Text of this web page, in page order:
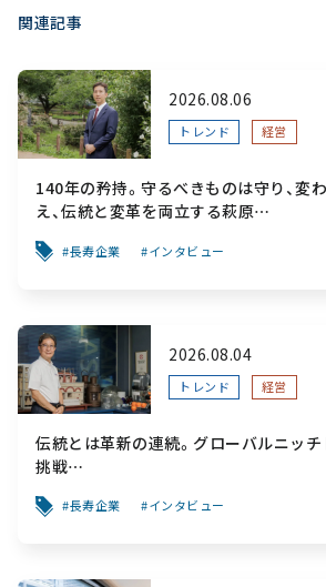
関連記事
2026.08.06
トレンド 経営
140年の矜持。守るべきものは守り、変
え、伝統と変革を両立する萩原
長寿企業 インタビュー
2026.08.04
トレンド 経営
伝統とは革新の連続。グローバルニッチ
挑戦
こだわり、ガラスを超える経営戦略～
長寿企業 インタビュー